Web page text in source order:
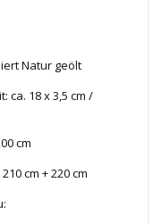
Natur geölt
ca. 18 x 3,5 cm /
cm
cm + 220 cm